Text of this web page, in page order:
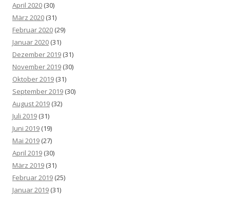
April 2020 (30)
März 2020 (31)
Februar 2020 (29)
Januar 2020 (31)
Dezember 2019 (31)
November 2019 (30)
Oktober 2019 (31)
September 2019 (30)
August 2019 (32)
Juli 2019 (31)
Juni 2019 (19)
Mai 2019 (27)
April 2019 (30)
März 2019 (31)
Februar 2019 (25)
Januar 2019 (31)